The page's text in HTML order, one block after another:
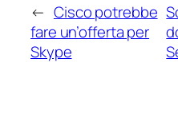
← Cisco potrebbe
fare un’offerta per
Skype